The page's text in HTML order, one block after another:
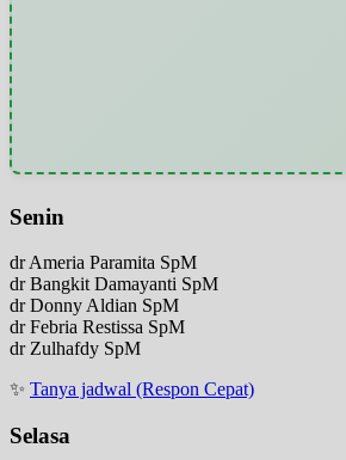
Senin
dr Ameria Paramita SpM
dr Bangkit Damayanti SpM
dr Donny Aldian SpM
dr Febria Restissa SpM
dr Zulhafdy SpM
✨ Tanya jadwal (Respon Cepat)
Selasa